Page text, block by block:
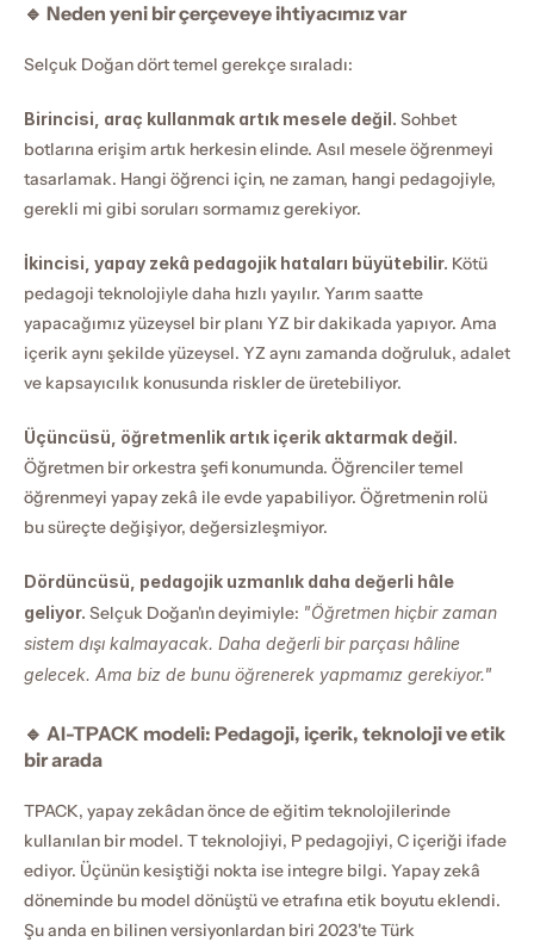
🔹 Neden yeni bir çerçeveye ihtiyacımız var
Selçuk Doğan dört temel gerekçe sıraladı:
Birincisi, araç kullanmak artık mesele değil. Sohbet
botlarına erişim artık herkesin elinde. Asıl mesele öğrenmeyi
tasarlamak. Hangi öğrenci için, ne zaman, hangi pedagojiyle,
gerekli mi gibi soruları sormamız gerekiyor.
İkincisi, yapay zekâ pedagojik hataları büyütebilir. Kötü
pedagoji teknolojiyle daha hızlı yayılır. Yarım saatte
yapacağımız yüzeysel bir planı YZ bir dakikada yapıyor. Ama
içerik aynı şekilde yüzeysel. YZ aynı zamanda doğruluk, adalet
ve kapsayıcılık konusunda riskler de üretebiliyor.
Üçüncüsü, öğretmenlik artık içerik aktarmak değil.
Öğretmen bir orkestra şefi konumunda. Öğrenciler temel
öğrenmeyi yapay zekâ ile evde yapabiliyor. Öğretmenin rolü
bu süreçte değişiyor, değersizleşmiyor.
Dördüncüsü, pedagojik uzmanlık daha değerli hâle
geliyor. Selçuk Doğan'ın deyimiyle: "Öğretmen hiçbir zaman
sistem dışı kalmayacak. Daha değerli bir parçası hâline
gelecek. Ama biz de bunu öğrenerek yapmamız gerekiyor."
🔹 AI-TPACK modeli: Pedagoji, içerik, teknoloji ve etik
bir arada
TPACK, yapay zekâdan önce de eğitim teknolojilerinde
kullanılan bir model. T teknolojiyi, P pedagojiyi, C içeriği ifade
ediyor. Üçünün kesiştiği nokta ise integre bilgi. Yapay zekâ
döneminde bu model dönüştü ve etrafına etik boyutu eklendi.
Şu anda en bilinen versiyonlardan biri 2023'te Türk